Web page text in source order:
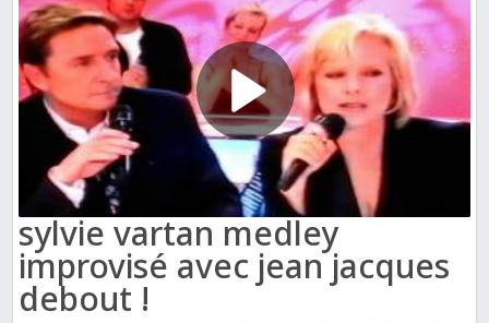
sylvie vartan medley
improvisé avec jean jacques
debout !